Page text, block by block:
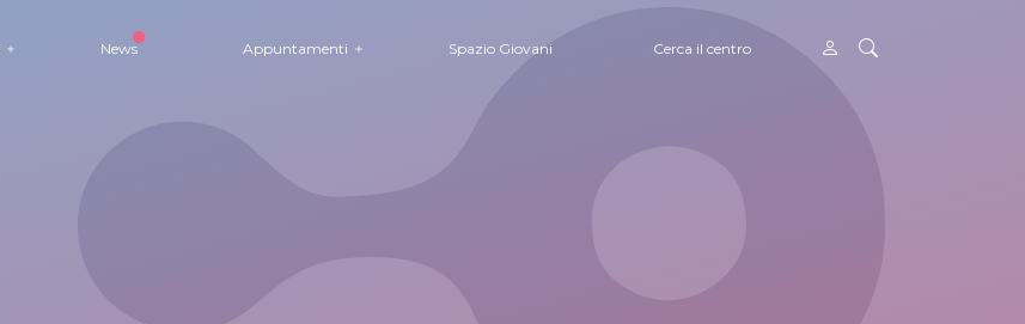
News Appuntamenti Spazio Giovani Cerca il centro